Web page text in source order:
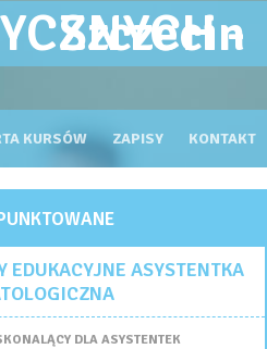
Nazwa
KURSY PUNKTOWANE DLA ZAWODÓW MEDYCZNYCH - Szczecin
KURSÓW ZAPISY KONTAKT
EDUKACYJNE ASYSTENTKA
DLA ASYSTENTEK